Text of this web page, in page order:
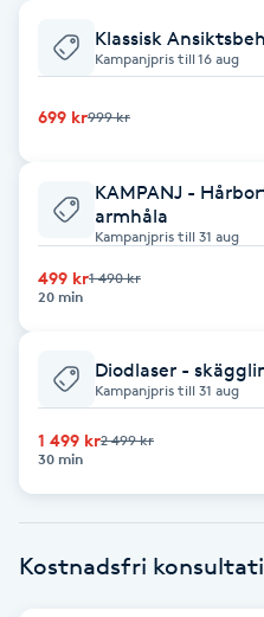
Babylights
Balayage
Barber
Barnklippning
BIAB
Blowout
Brynformning
Klassisk
Kampanjpris till 16 aug
699 kr999 kr
KAMPANJ -
armhåla
Kampanjpris till 31 aug
499 kr1 490 kr
20 min
Diodlaser -
Kampanjpris till 31 aug
1 499 kr2 499 kr
30 min
Kostnadsfri